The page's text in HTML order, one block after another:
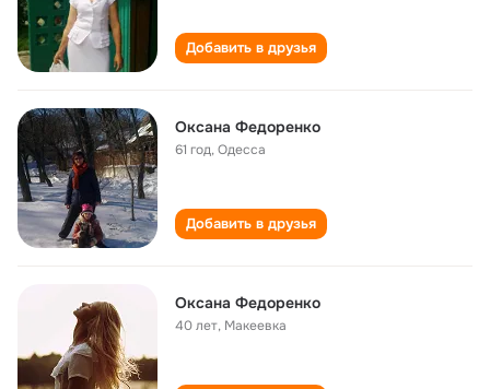
Добавить в друзья
Оксана Федоренко
61 год,Одесса
Добавить в друзья
Оксана Федоренко
40 лет, Макеевка